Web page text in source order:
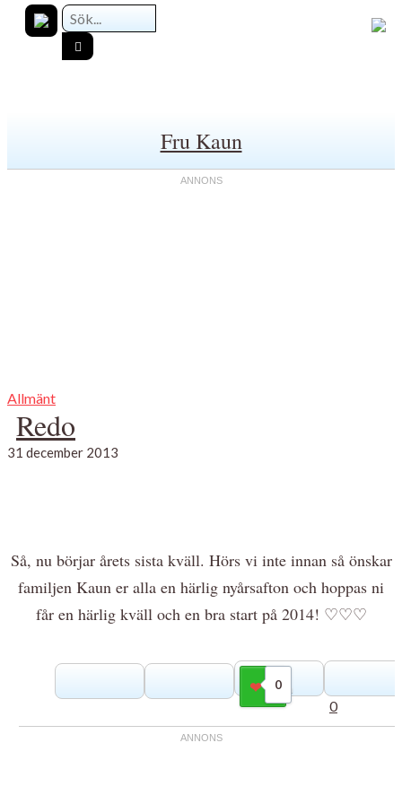
Fru Kaun
Allmänt
Redo
31 december 2013
Så, nu börjar årets sista kväll. Hörs vi inte innan så önskar
familjen Kaun er alla en härlig nyårsafton och hoppas ni
får en härlig kväll och en bra start på 2014! ♡♡♡
0
Gilla
0